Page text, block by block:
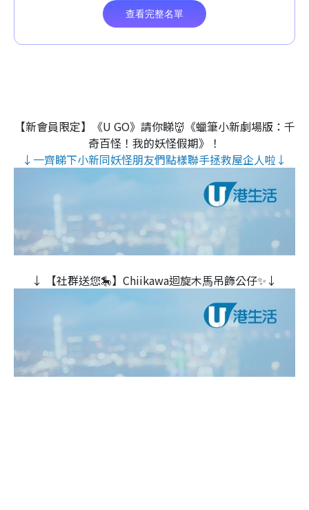
【新會員限定】《U GO》請你睇👹《蠟筆小新劇場版：千
奇百怪！我的妖怪假期》！
↓一齊睇下小新同妖怪朋友們點樣聯手拯救屋企人啦↓
↓ 【社群送您🎠】Chiikawa迴旋木⾺吊飾公仔✨↓